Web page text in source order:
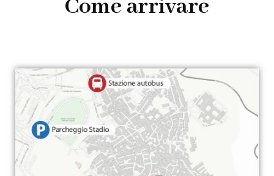
Come arrivare